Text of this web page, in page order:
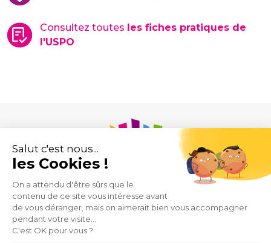
Consultez toutes les fiches pratiques de
l'USPO
Union des Syndicats de Pharmaciens d’Officine
43 rue de Provence